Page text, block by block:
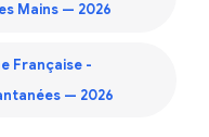
Mains — 2026
Française -
— 2026